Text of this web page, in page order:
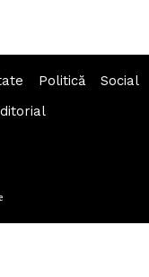
Politică
Social